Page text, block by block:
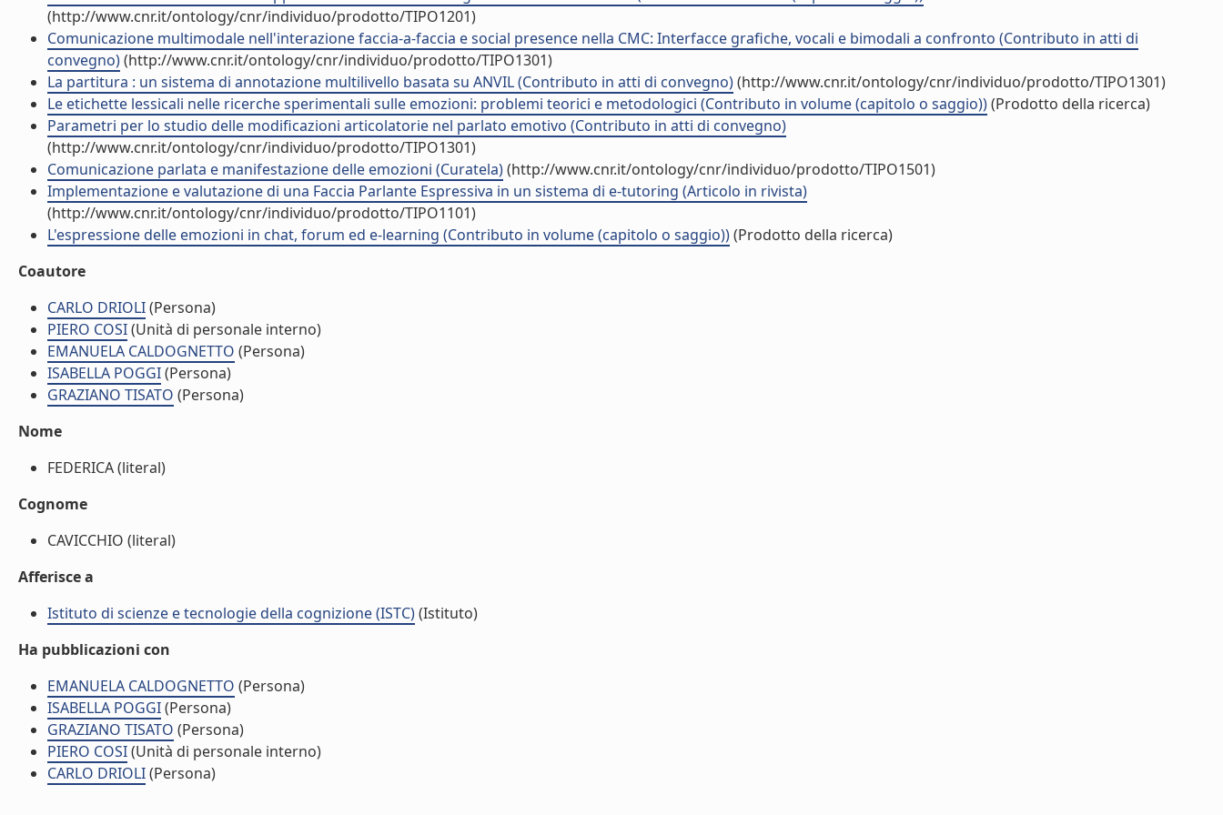
(http://www.cnr.it/ontology/cnr/individuo/prodotto/TIPO1201)
Comunicazione multimodale nell'interazione faccia-a-faccia e social presence nella CMC: Interfacce grafiche, vocali e bimodali a confronto (Contributo in atti di
convegno)(http://www.cnr.it/ontology/cnr/individuo/prodotto/TIPO1301)
La partitura : un sistema di annotazione multilivello basata su ANVIL (Contributo in atti di convegno)(http://www.cnr.it/ontology/cnr/individuo/prodotto/TIPO1301)
Le etichette lessicali nelle ricerche sperimentali sulle emozioni: problemi teorici e metodologici (Contributo in volume (capitolo o saggio))(Prodotto della ricerca)
Parametri per lo studio delle modificazioni articolatorie nel parlato emotivo (Contributo in atti di convegno)
(http://www.cnr.it/ontology/cnr/individuo/prodotto/TIPO1301)
Comunicazione parlata e manifestazione delle emozioni (Curatela)(http://www.cnr.it/ontology/cnr/individuo/prodotto/TIPO1501)
Implementazione e valutazione di una Faccia Parlante Espressiva in un sistema di e-tutoring (Articolo in rivista)
(http://www.cnr.it/ontology/cnr/individuo/prodotto/TIPO1101)
L'espressione delle emozioni in chat, forum ed e-learning (Contributo in volume (capitolo o saggio))(Prodotto della ricerca)
Coautore
CARLO DRIOLI(Persona)
PIERO COSI(Unità di personale interno)
EMANUELA CALDOGNETTO (Persona)
ISABELLA POGGI(Persona)
GRAZIANO TISATO (Persona)
Nome
FEDERICA (literal)
Cognome
CAVICCHIO (literal)
Afferisce a
Istituto di scienze e tecnologie della cognizione (ISTC)(Istituto)
Ha pubblicazioni con
EMANUELA CALDOGNETTO (Persona)
ISABELLA POGGI(Persona)
GRAZIANO TISATO (Persona)
PIERO COSI(Unità di personale interno)
CARLO DRIOLI(Persona)